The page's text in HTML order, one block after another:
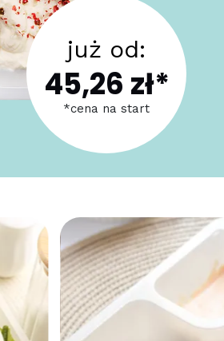
już od:
45,26 zł*
*cena na start